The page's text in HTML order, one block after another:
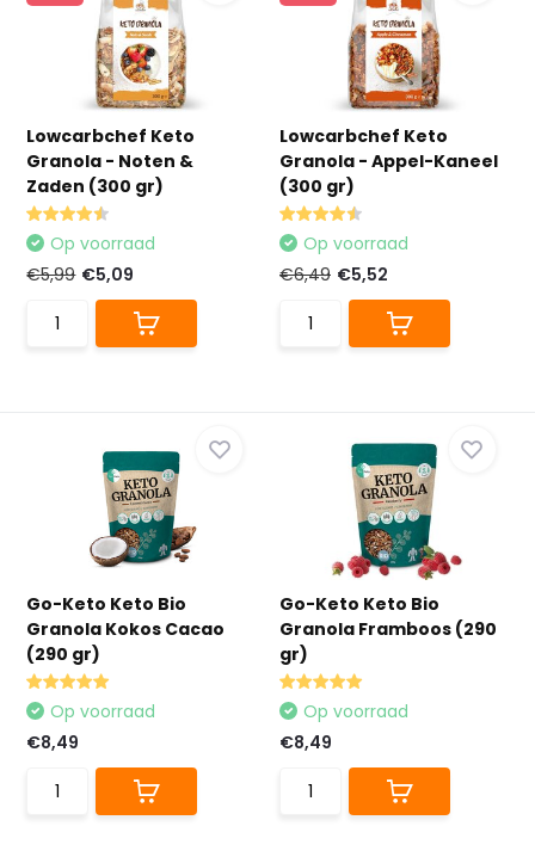
Lowcarbchef Keto
Granola - Noten &
Zaden (300 gr)
Op voorraad
€5,99 €5,09
Lowcarbchef Keto
Granola - Appel-Kaneel
(300 gr)
Op voorraad
€6,49 €5,52
Go-Keto Keto Bio
Granola Kokos Cacao
(290 gr)
Op voorraad
€8,49
Go-Keto Keto Bio
Granola Framboos (290
gr)
Op voorraad
€8,49